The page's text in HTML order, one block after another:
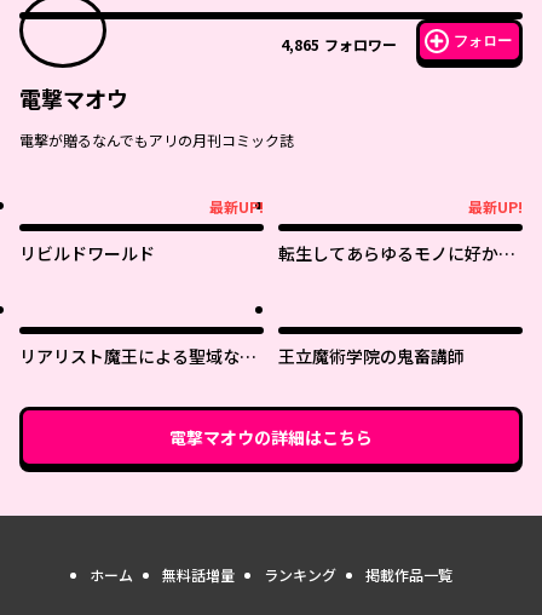
4,865 フォロワー フォロー
電撃マオウ
電撃が贈るなんでもアリの月刊コミック誌
最新UP!
リビルドワールド
最新UP!
転生してあらゆるモノに好かれ
リアリスト魔王による聖域なき
王立魔術学院の鬼畜講師
電撃マオウの詳細はこちら
ホーム 無料話増量 ランキング 掲載作品一覧